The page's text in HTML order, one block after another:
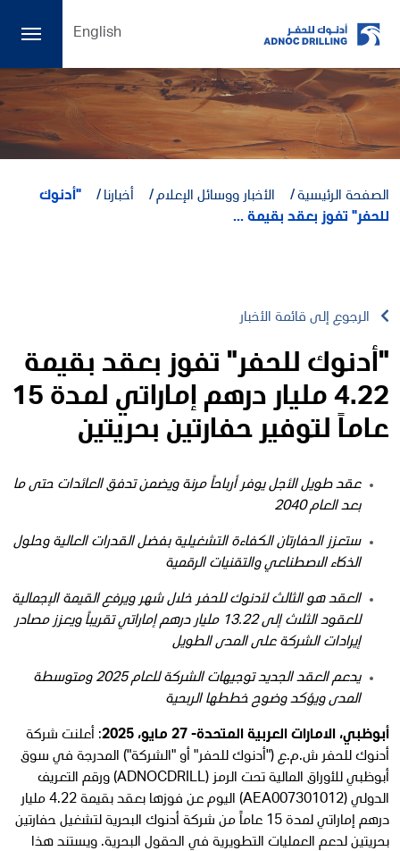
English
الصفحة الرئيسية الأخبار ووسائل الإعلام أخبارنا
"أدنوك
للحفر" تفوز بعقد بقيمة ...
الرجوع إلى قائمة الأخبار
"أدنوك للحفر" تفوز بعقد بقيمة
4.22 مليار درهم إماراتي لمدة 15
عاماً لتوفير حفارتين بحريتين
عقد طويل الأجل يوفر أرباحاً مرنة ويضمن تدفق العائدات حتى ما
بعد العام 2040
ستعزز الحفارتان الكفاءة التشغيلية بفضل القدرات العالية وحلول
الذكاء الاصطناعي والتقنيات الرقمية
العقد هو الثالث لأدنوك للحفر خلال شهر ويرفع القيمة الإجمالية
للعقود الثلاث إلى 13.22 مليار درهم إماراتي تقريباً ويعزز مصادر
إيرادات الشركة على المدى الطويل
يدعم العقد الجديد توجيهات الشركة للعام 2025 ومتوسطة
المدى ويؤكد وضوح خططها الربحية
أبوظبي، الامارات العربية المتحدة- 27 مايو، 2025
: أعلنت شركة
أدنوك للحفر ش.م.ع ("أدنوك للحفر" أو "الشركة") المدرجة في سوق
أبوظبي للأوراق المالية تحت الرمز (ADNOCDRILL) ورقم التعريف
الدولي (AEA007301012) اليوم عن فوزها بعقد بقيمة 4.22 مليار
درهم إماراتي لمدة 15 عاماً من شركة أدنوك البحرية لتشغيل حفارتين
بحريتين لدعم العمليات التطويرية في الحقول البحرية. ويستند هذا